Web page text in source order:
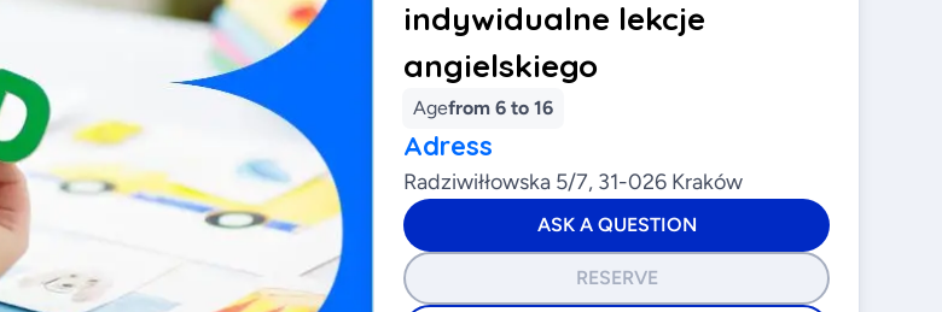
indywidualne lekcje
angielskiego
Agefrom 6 to 16
Adress
Radziwiłłowska 5/7, 31-026 Kraków
ASK A QUESTION
RESERVE